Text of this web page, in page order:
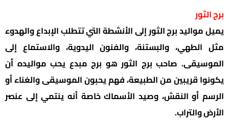
برج الثور
يميل مواليد برج الثور إلى الأنشطة التي تتطلب الإبداع والهدوء
مثل الطهي، والبستنة، والفنون اليدوية، والاستماع إلى
الموسيقى. صاحب برج الثور هو برج مبدع يحب مواليده أن
يكونوا قريبين من الطبيعة، فهم يحبون الموسيقى والغناء أو
الرسم أو النقش، وصيد الأسماك خاصة أنه ينتمي إلى عنصر
الأرض والتراب.